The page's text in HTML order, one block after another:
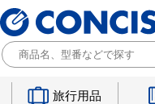
旅行用品